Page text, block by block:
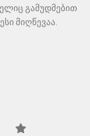
გამუდმებით
მიღწევაა.